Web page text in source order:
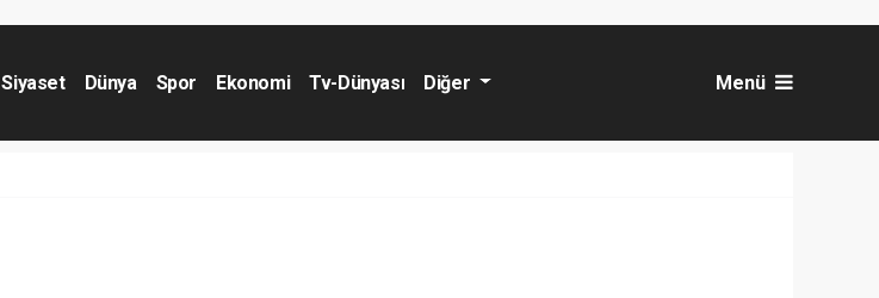
Siyaset Dünya Spor Ekonomi Tv-Dünyası Diğer Menü